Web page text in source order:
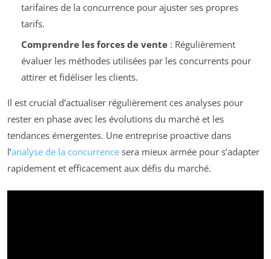
tarifaires de la concurrence pour ajuster ses propres
tarifs.
Comprendre les forces de vente: Régulièrement
évaluer les méthodes utilisées par les concurrents pour
attirer et fidéliser les clients.
Il est crucial d’actualiser régulièrement ces analyses pour
rester en phase avec les évolutions du marché et les
tendances émergentes. Une entreprise proactive dans
l’analyse de la concurrence sera mieux armée pour s’adapter
rapidement et efficacement aux défis du marché.